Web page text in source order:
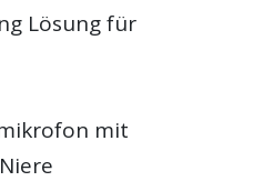
Lösung für
mit